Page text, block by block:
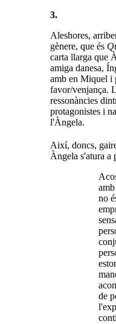
3.
Aleshores,
gènere, que és
carta llarga que
amiga danesa,
amb en Miquel i
favor/venjança.
ressonàncies
protagonistes i
l'Àngela.
Així, doncs,
Àngela s'atura a
no
de